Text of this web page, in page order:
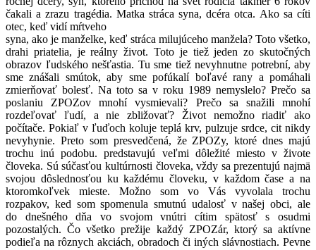
čakali a zrazu tragédia. Matka stráca syna, dcéra otca. Ako sa cíti
otec, keď vidí mŕtveho
syna, ako je manželke, keď stráca milujúceho manžela? Toto všetko,
drahi priatelia, je reálny život. Toto je tiež jeden zo skutočných
obrazov ľudského nešťastia. Tu sme tiež nevyhnutne potrební, aby
sme znášali smútok, aby sme pofúkalí boľavé rany a pomáhali
zmierňovať bolesť. Na toto sa v roku 1989 nemyslelo? Prečo sa
poslaniu ZPOZov mnohí vysmievali? Prečo sa snažili mnohí
rozdeľovať ľudí, a nie zbližovať? Život nemožno riadiť ako
počítače. Pokiaľ v ľuďoch koluje teplá krv, pulzuje srdce, cit nikdy
nevyhynie. Preto som presvedčená, že ZPOZy, ktoré dnes majú
trochu inú podobu. predstavujú veľmi dôležité miesto v živote
človeka. Sú súčasťou kultúrnosti človeka, vždy sa prezentujú najmä
svojou dôslednosťou ku každému človeku, v každom čase a na
ktoromkoľvek mieste. Možno som vo Vás vyvolala trochu
rozpakov, ked som spomenula smutnú udalosť v našej obci, ale
do dnešného dňa vo svojom vnútri cítim spätosť s osudmi
pozostalých. Čo všetko prežije každý ZPOZár, ktorý sa aktívne
podieľa na rôznych akciách, obradoch či iných slávnostiach. Pevne